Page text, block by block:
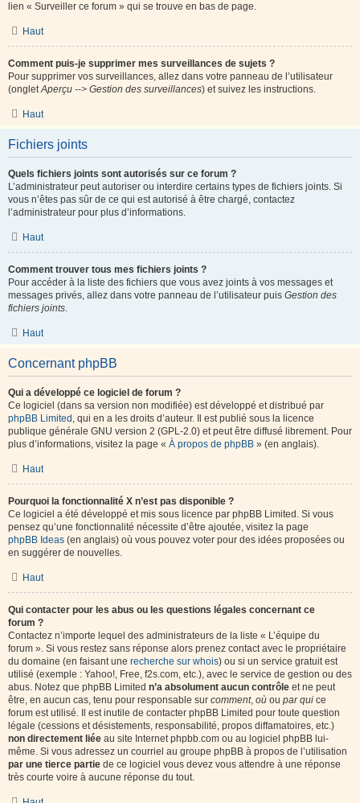
lien « Surveiller ce forum » qui se trouve en bas de page.
Haut
Comment puis-je supprimer mes surveillances de sujets ?
Pour supprimer vos surveillances, allez dans votre panneau de l’utilisateur
(ongletAperçu --> Gestion des surveillances) et suivez les instructions.
Haut
Fichiers joints
Quels fichiers joints sont autorisés sur ce forum ?
L’administrateur peut autoriser ou interdire certains types de fichiers joints. Si
vous n’êtes pas sûr de ce qui est autorisé à être chargé, contactez
l’administrateur pour plus d’informations.
Haut
Comment trouver tous mes fichiers joints ?
Pour accéder à la liste des fichiers que vous avez joints à vos messages et
messages privés, allez dans votre panneau de l’utilisateur puis Gestion des
fichiers joints.
Haut
Concernant phpBB
Qui a développé ce logiciel de forum ?
Ce logiciel (dans sa version non modifiée) est développé et distribué par
phpBB Limited , qui en a les droits d’auteur. Il est publié sous la licence
publique générale GNU version 2 (GPL-2.0) et peut être diffusé librement. Pour
plus d’informations, visitez la page « À propos de phpBB » (en anglais).
Haut
Pourquoi la fonctionnalité X n’est pas disponible ?
Ce logiciel a été développé et mis sous licence par phpBB Limited. Si vous
pensez qu’une fonctionnalité nécessite d’être ajoutée, visitez la page
phpBB Ideas (en anglais) où vous pouvez voter pour des idées proposées ou
en suggérer de nouvelles.
Haut
Qui contacter pour les abus ou les questions légales concernant ce
forum ?
Contactez n’importe lequel des administrateurs de la liste « L’équipe du
forum ». Si vous restez sans réponse alors prenez contact avec le propriétaire
du domaine (en faisant une recherche sur whois) ou si un service gratuit est
utilisé (exemple : Yahoo!, Free, f2s.com, etc.), avec le service de gestion ou des
abus. Notez que phpBB Limited n’a absolument aucun contrôle et ne peut
être, en aucun cas, tenu pour responsable sur comment, où ou par qui ce
forum est utilisé. Il est inutile de contacter phpBB Limited pour toute question
légale (cessions et désistements, responsabilité, propos diffamatoires, etc.)
non directement liée au site Internet phpbb.com ou au logiciel phpBB lui-
même. Si vous adressez un courriel au groupe phpBB à propos de l’utilisation
par une tierce partie de ce logiciel vous devez vous attendre à une réponse
très courte voire à aucune réponse du tout.